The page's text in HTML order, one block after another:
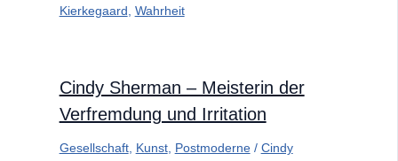
Kierkegaard, Wahrheit
Cindy Sherman – Meisterin der
Verfremdung und Irritation
Gesellschaft, Kunst, Postmoderne/ Cindy